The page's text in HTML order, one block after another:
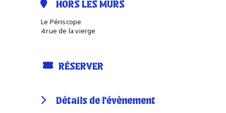
HORS LES MURS
Le Périscope
4 rue de la vierge
RÉSERVER
Détails de l'évènement